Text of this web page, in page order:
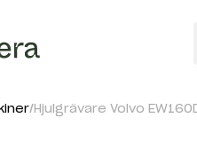
Hjulgrävare Volvo